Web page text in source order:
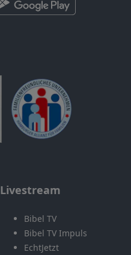
Livestream
Bibel TV
Bibel TV Impuls
EchtJetzt